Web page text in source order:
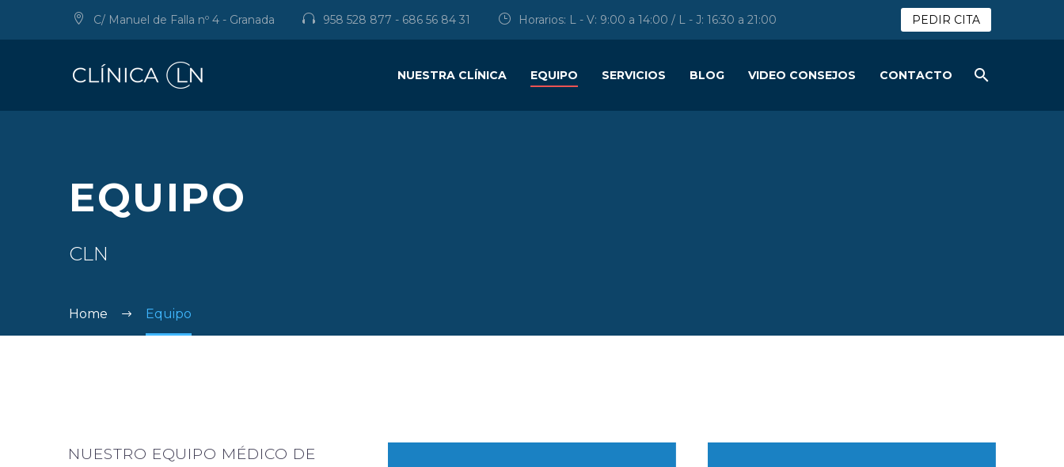
C/ Manuel de Falla nº 4 - Granada 958 528 877 - 686 56 84 31 Horarios: L - V: 9:00 a 14:00 / L - J: 16:30 a 21:00 PEDIR CITA
NUESTRA CLÍNICA EQUIPO SERVICIOS BLOG VIDEO CONSEJOS CONTACTO
EQUIPO
CLN
Home Equipo
NUESTRO EQUIPO MÉDICO DE